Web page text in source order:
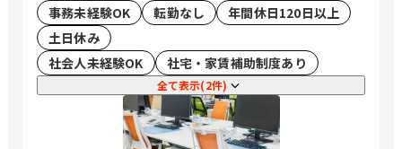
事務未経験OK
転勤なし
年間休日120日以上
土日休み
社会人未経験OK
社宅・家賃補助制度あり
全て表示(2件)